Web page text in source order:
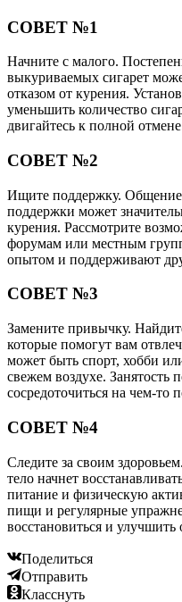
СОВЕТ №1
Начните с малого.
выкуриваемых сигарет
отказом от курения.
уменьшить количество
двигайтесь к полной
СОВЕТ №2
Ищите поддержку. Общение
поддержки может
курения. Рассмотрите
форумам или местным
опытом и поддерживают
СОВЕТ №3
Замените привычку.
которые помогут вам
может быть спорт, хобби
свежем воздухе. Занятость
сосредоточиться на чем-то
СОВЕТ №4
Следите за своим
тело начнет
питание и физическую
пищи и регулярные
восстановиться и улучшить
Поделиться
Отправить
Класснуть